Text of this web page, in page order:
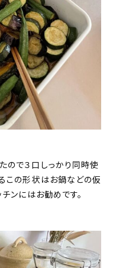
ので３口しっかり同時使
この形状はお鍋などの仮
ンにはお勧めです。